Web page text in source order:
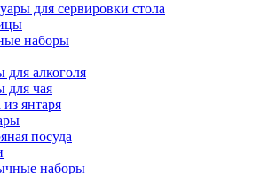
для сервировки стола
наборы
для алкоголя
для чая
янтаря
посуда
наборы